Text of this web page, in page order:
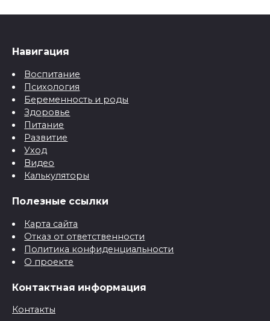
Навигация
Воспитание
Психология
Беременность и роды
Здоровье
Питание
Развитие
Уход
Видео
Калькуляторы
Полезные ссылки
Карта сайта
Отказ от ответственности
Политика конфиденциальности
О проекте
Контактная информация
Контакты